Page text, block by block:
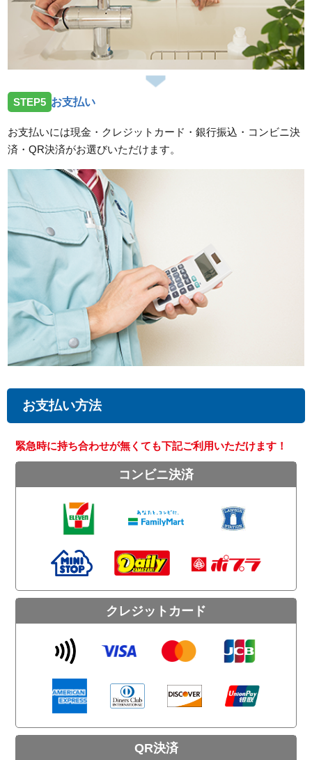
STEP5 お支払い
お支払いには現金・クレジットカード・銀行振込・コンビニ決
済・QR決済がお選びいただけます。
お支払い方法
緊急時に持ち合わせが無くても下記ご利用いただけます！
コンビニ決済
クレジットカード
QR決済